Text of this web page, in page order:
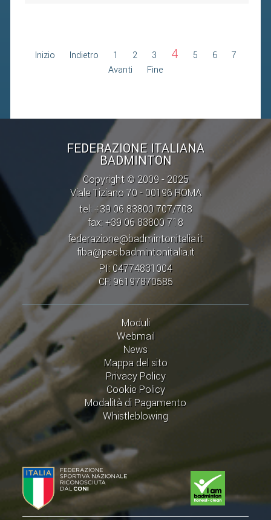
Inizio Indietro 1 2 3 4 5 6
7
Avanti
Fine
FEDERAZIONE ITALIANA
BADMINTON
Copyright © 2009 - 2025
Viale Tiziano 70 - 00196 ROMA
tel: +39 06 83800 707/708
fax: +39 06 83800 718
federazione@badmintonitalia.it
fiba@pec.badmintonitalia.it
PI: 04774831004
CF: 96197870585
Moduli
Webmail
News
Mappa del sito
Privacy Policy
Cookie Policy
Modalità di Pagamento
Whistleblowing